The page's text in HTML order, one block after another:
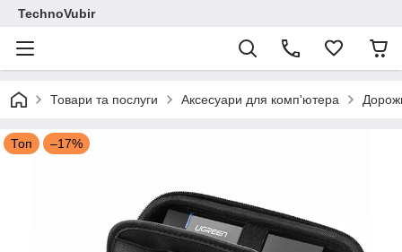
TechnoVubir
Товари та послуги Аксесуари для комп'ютера
Топ –17%